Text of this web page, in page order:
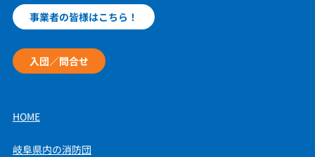
事業者の皆様はこちら！
入団／問合せ
HOME
岐阜県内の消防団